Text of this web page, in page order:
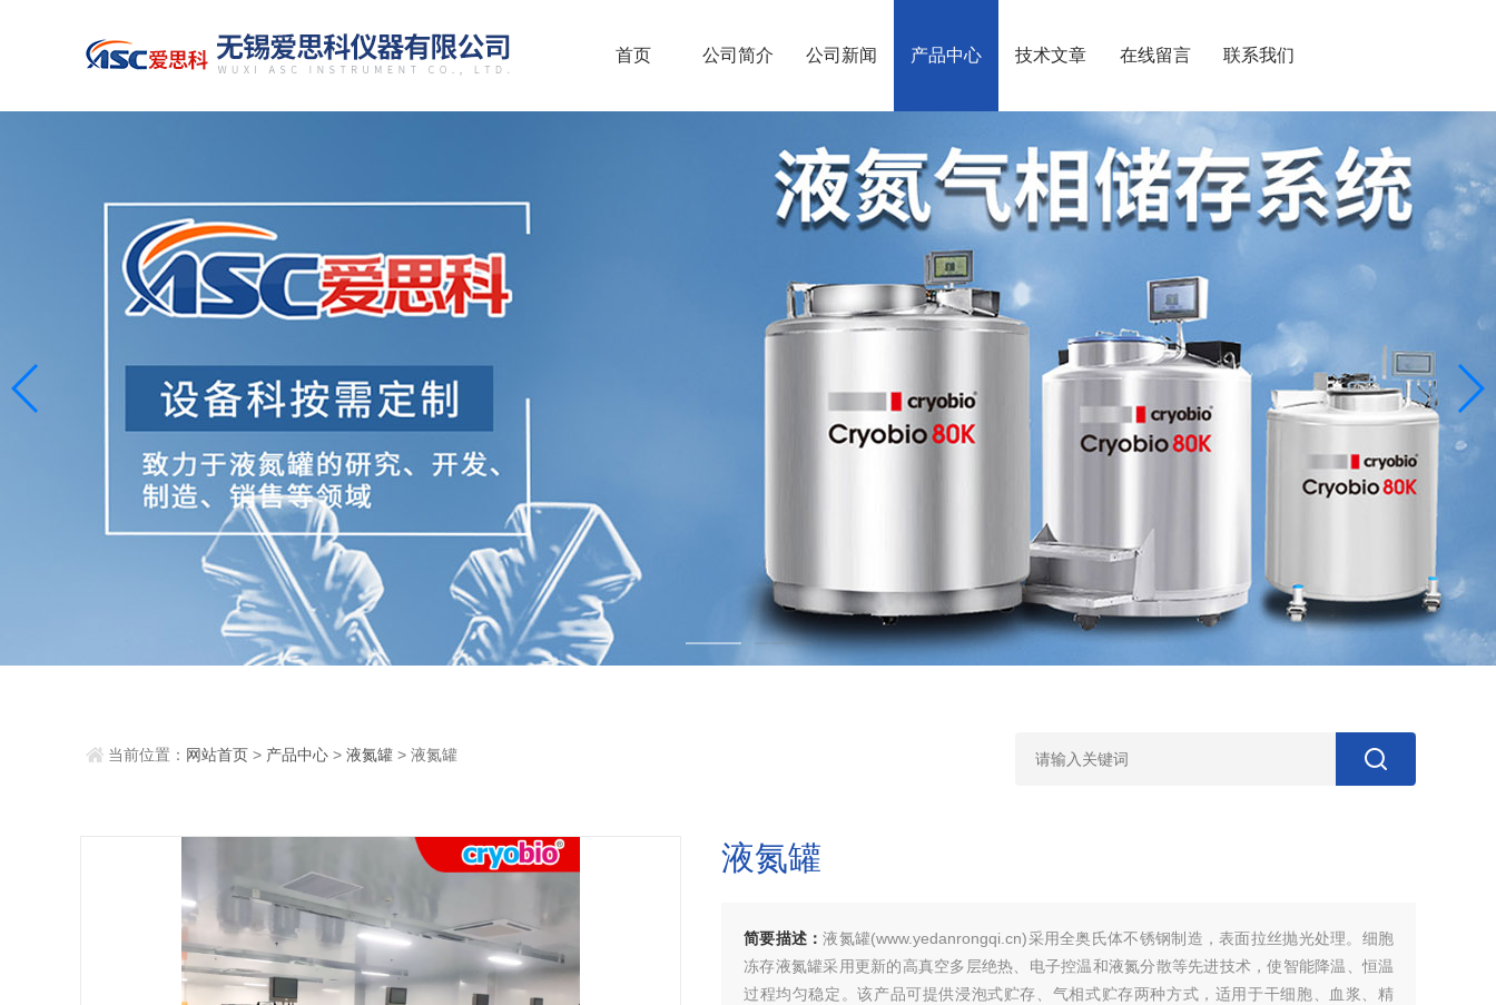
首页 公司简介 公司新闻 产品中心 技术文章 在线留言 联系我们
当前位置： 网站首页 > 产品中心 > 液氮罐 > 液氮罐
液氮罐
简要描述：液氮罐(www.yedanrongqi.cn)采用全奥氏体不锈钢制造，表面拉丝抛光处理。细胞
冻存液氮罐采用更新的高真空多层绝热、电子控温和液氮分散等先进技术，使智能降温、恒温
过程均匀稳定。该产品可提供浸泡式贮存、气相式贮存两种方式，适用于干细胞、血浆、精